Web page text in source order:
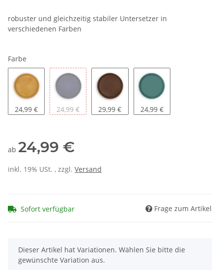
robuster und gleichzeitig stabiler Untersetzer in
verschiedenen Farben
Farbe
antik
24,99 € blau
24,99 € braun-matt
29,99 € grün-matt
24,99 €
ab 24,99 €
inkl. 19% USt. , zzgl. Versand
Sofort verfügbar Frage zum Artikel
x
Dieser Artikel hat Variationen. Wählen Sie bitte die
gewünschte Variation aus.